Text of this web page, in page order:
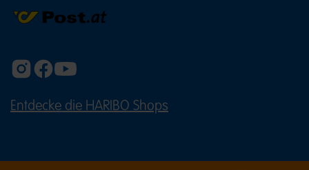
Entdecke die HARIBO Shops